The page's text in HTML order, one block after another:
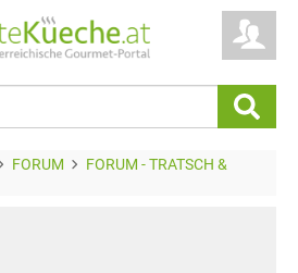
FORUM
FORUM - TRATSCH &